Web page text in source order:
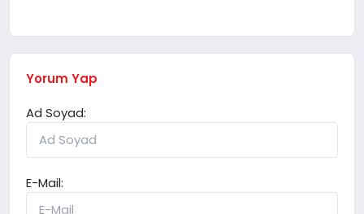
Yorum Yap
Ad Soyad:
E-Mail: